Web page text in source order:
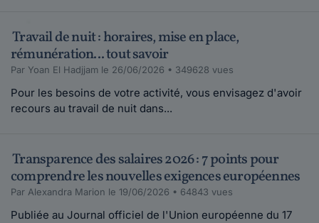
Travail de nuit : horaires, mise en place,
rémunération... tout savoir
Par Yoan El Hadjjam le 26/06/2026 • 349628 vues
Pour les besoins de votre activité, vous envisagez d'avoir
recours au travail de nuit dans...
Transparence des salaires 2026 : 7 points pour
comprendre les nouvelles exigences européennes
Par Alexandra Marion le 19/06/2026 • 64843 vues
Publiée au Journal officiel de l'Union européenne du 17